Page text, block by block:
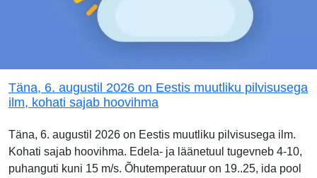
Täna, 6. augustil 2026 on Eestis muutliku pilvisusega
ilm, kohati sajab hoovihma
Täna, 6. augustil 2026 on Eestis muutliku pilvisusega ilm.
Kohati sajab hoovihma. Edela- ja läänetuul tugevneb 4-10,
puhanguti kuni 15 m/s. Õhutemperatuur on 19..25, ida pool